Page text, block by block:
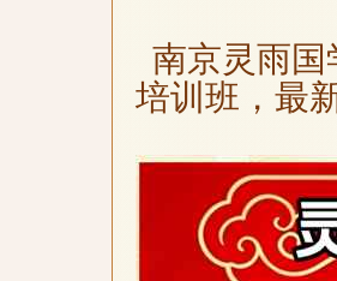
南京灵雨国
培训班，最